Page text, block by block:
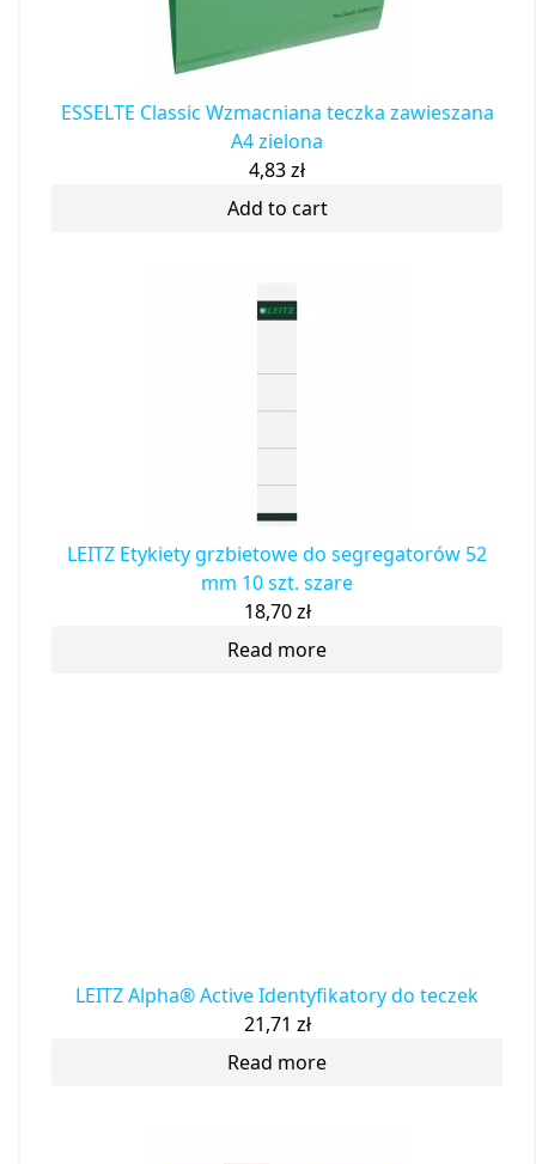
ESSELTE Classic Wzmacniana teczka zawieszana
A4 zielona
4,83zł
Add to cart
LEITZ Etykiety grzbietowe do segregatorów 52
mm 10 szt. szare
18,70zł
Read more
LEITZ Alpha® Active Identyfikatory do teczek
21,71 zł
Read more